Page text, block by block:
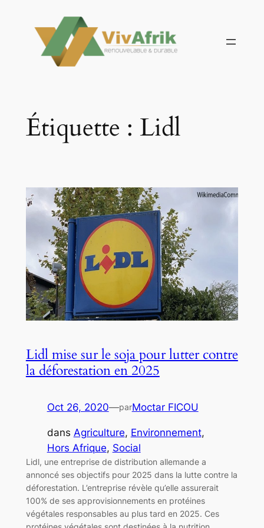
contenu
Étiquette : Lidl
Lidl mise sur le soja pour lutter contre
la déforestation en 2025
Oct 26, 2020—parMoctar FICOU
dans Agriculture, Environnement
Hors Afrique, Social
Lidl, une entreprise de distribution allemande a
annoncé ses objectifs pour 2025 dans la lutte contre la
déforestation. L’entreprise révèle qu’elle assurerait
100% de ses approvisionnements en protéines
végétales responsables au plus tard en 2025. Ces